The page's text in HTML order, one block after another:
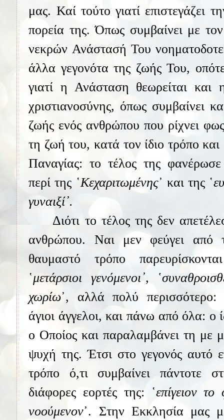
μας. Καί τούτο γιατί επιστεγάζει
πορεία της. Όπως συμβαίνει με
νεκρών Ανάστασή Του
άλλα γεγονότα της ζωής Του,
γιατί η Ανάσταση θεωρείται και
χριστιανοσύνης, όπως συμβαίνει
ζωής ενός ανθρώπου που ρίχνει
τη ζωή του, κατά τον ίδιο τρόπο
Παναγίας: το τέλος της φανέρωσε
περί της ῾Κεχαριτωμένης᾽ και της ῾
γυναιξί᾽.
Διότι το τέλος της δεν
ανθρώπου. Ναι μεν φεύγει
θαυμαστό τρόπο
῾μετάρσιοι γενόμενοι᾽,
χωρίω᾽, αλλά πολύ περισσότερο:
άγιοι άγγελοι, και πάνω από όλα: ο
ο Οποίος και παραλαμβάνει τη με
ψυχή της. Έτσι στο γεγονός αυτό
τρόπο ό,τι συμβαίνει πάντοτε
διάφορες εορτές της: ῾επίγειον
νοούμενον᾽. Στην Εκκλησία μας